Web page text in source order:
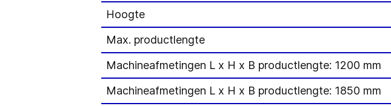
Hoogte
Max. productlengte
Machineafmetingen L x H x B productlengte: 1200 mm
Machineafmetingen L x H x B productlengte: 1850 mm